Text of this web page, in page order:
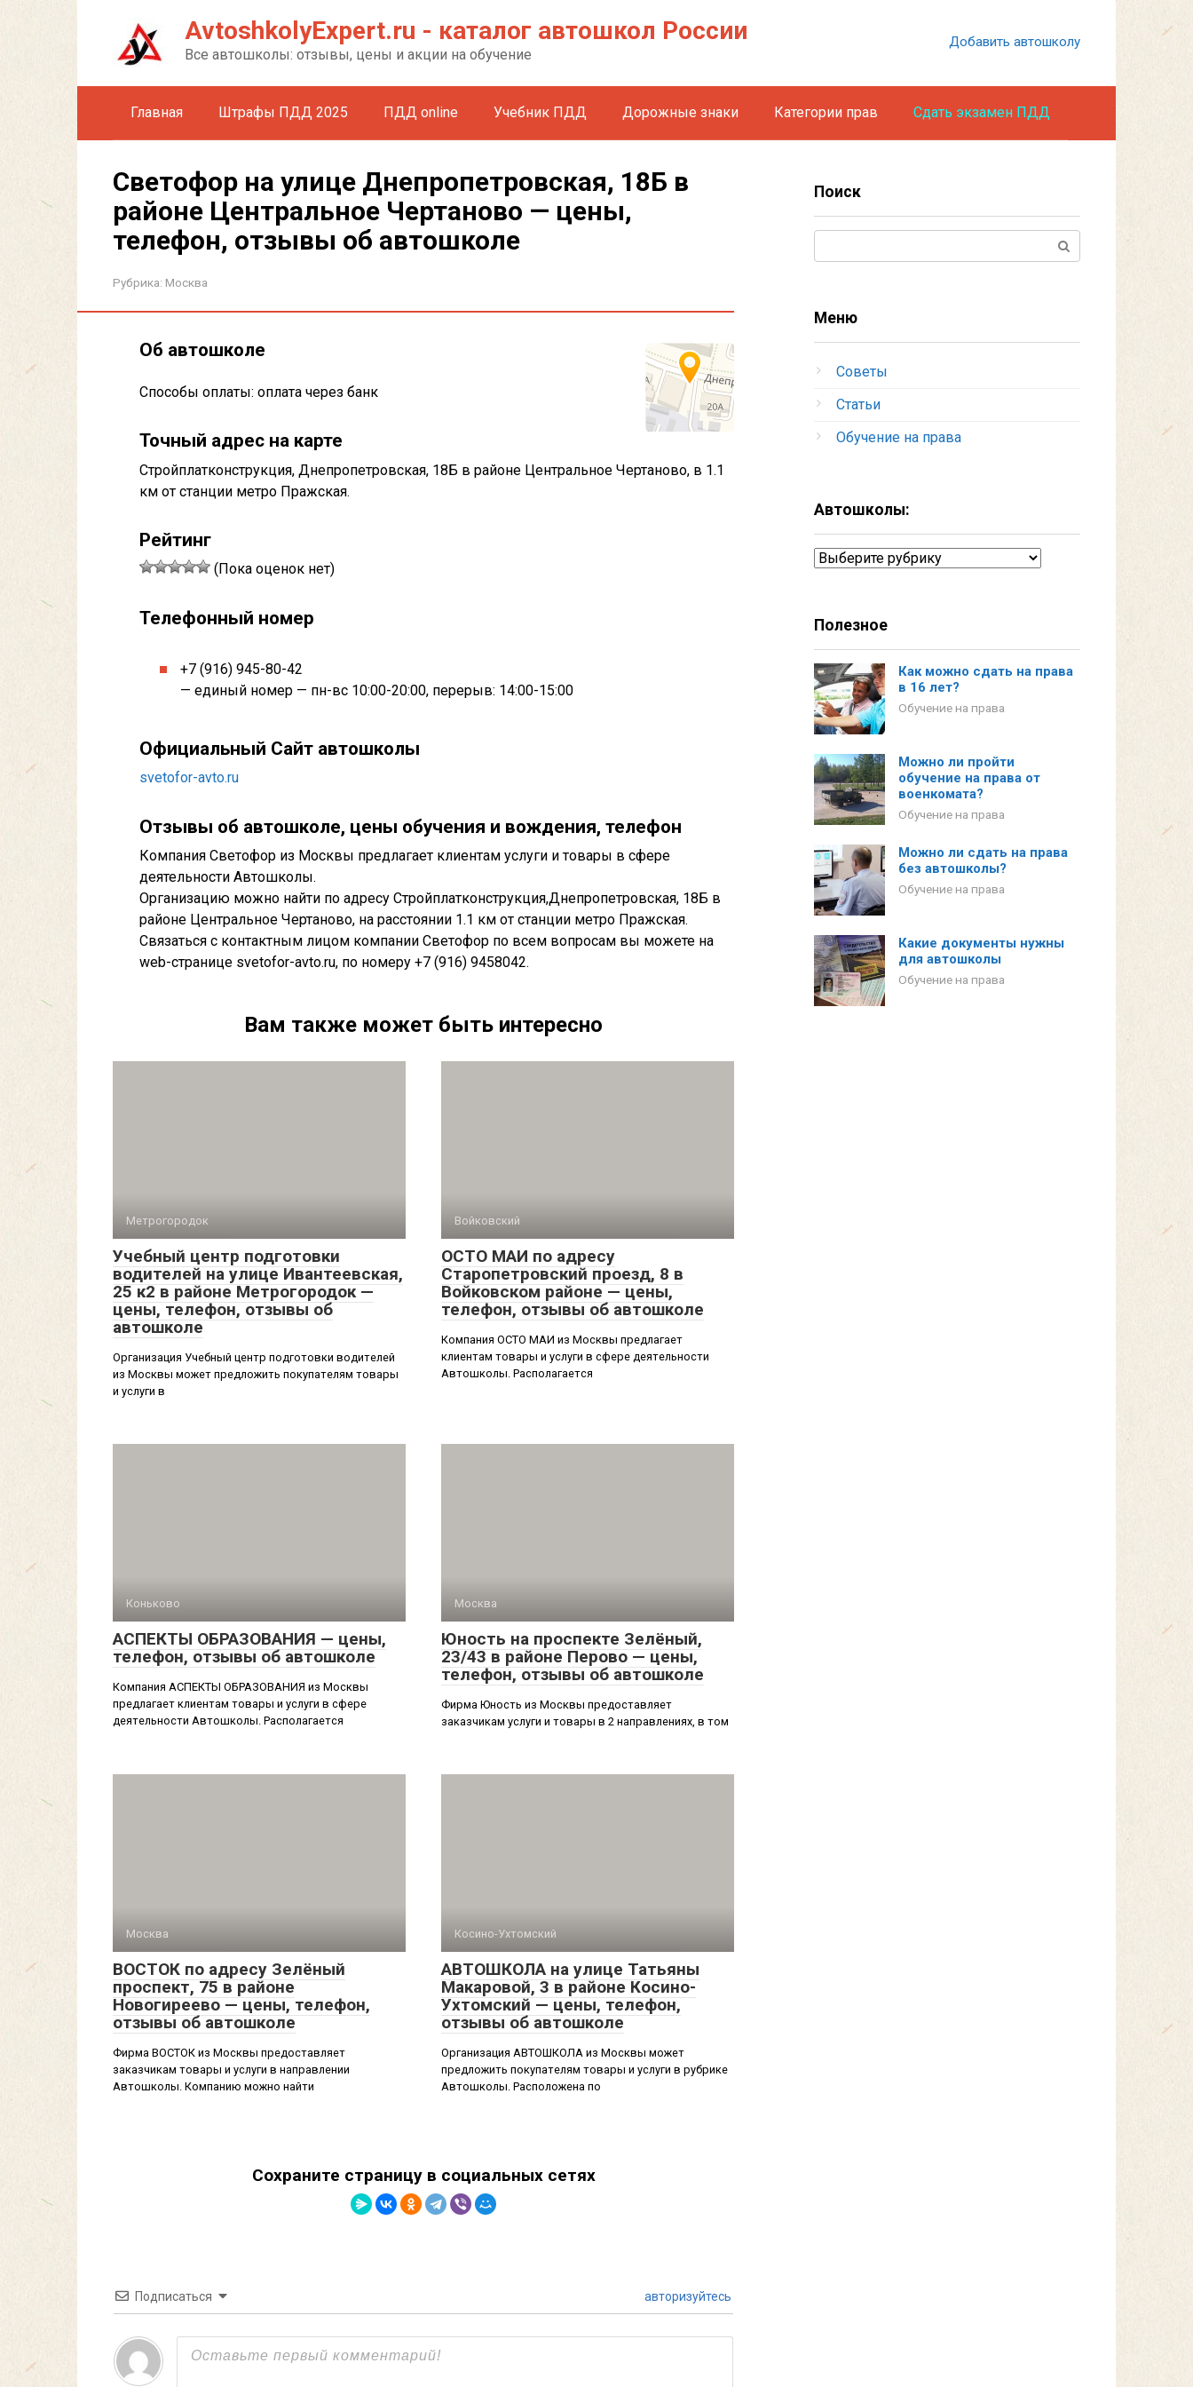
AvtoshkolyExpert.ru - каталог автошкол России
Все автошколы: отзывы, цены и акции на обучение
Добавить автошколу
Главная Штрафы ПДД 2025 ПДД online Учебник ПДД Дорожные знаки Категории прав Сдать экзамен ПДД
Светофор на улице Днепропетровская, 18Б в
районе Центральное Чертаново — цены,
телефон, отзывы об автошколе
Рубрика: Москва
Об автошколе
Способы оплаты: оплата через банк
Точный адрес на карте
Стройплатконструкция, Днепропетровская, 18Б в районе Центральное Чертаново, в 1.1
км от станции метро Пражская.
Рейтинг
(Пока оценок нет)
Телефонный номер
+7 (916) 945-80-42
— единый номер — пн-вс 10:00-20:00, перерыв: 14:00-15:00
Официальный Сайт автошколы
svetofor-avto.ru
Отзывы об автошколе, цены обучения и вождения, телефон
Компания Светофор из Москвы предлагает клиентам услуги и товары в сфере
деятельности Автошколы.
Организацию можно найти по адресу Стройплатконструкция,Днепропетровская, 18Б в
районе Центральное Чертаново, на расстоянии 1.1 км от станции метро Пражская.
Связаться с контактным лицом компании Светофор по всем вопросам вы можете на
web-странице svetofor-avto.ru, по номеру +7 (916) 9458042.
Вам также может быть интересно
Метрогородок
Учебный центр подготовки
водителей на улице Ивантеевская,
25 к2 в районе Метрогородок —
цены, телефон, отзывы об
автошколе
Организация Учебный центр подготовки водителей
из Москвы может предложить покупателям товары
и услуги в
Войковский
ОСТО МАИ по адресу
Старопетровский проезд, 8 в
Войковском районе — цены,
телефон, отзывы об автошколе
Компания ОСТО МАИ из Москвы предлагает
клиентам товары и услуги в сфере деятельности
Автошколы. Располагается
Коньково
АСПЕКТЫ ОБРАЗОВАНИЯ — цены,
телефон, отзывы об автошколе
Компания АСПЕКТЫ ОБРАЗОВАНИЯ из Москвы
предлагает клиентам товары и услуги в сфере
деятельности Автошколы. Располагается
Москва
Юность на проспекте Зелёный,
23/43 в районе Перово — цены,
телефон, отзывы об автошколе
Фирма Юность из Москвы предоставляет
заказчикам услуги и товары в 2 направлениях, в том
Москва
ВОСТОК по адресу Зелёный
проспект, 75 в районе
Новогиреево — цены, телефон,
отзывы об автошколе
Фирма ВОСТОК из Москвы предоставляет
заказчикам товары и услуги в направлении
Автошколы. Компанию можно найти
Косино-Ухтомский
АВТОШКОЛА на улице Татьяны
Макаровой, 3 в районе Косино-
Ухтомский — цены, телефон,
отзывы об автошколе
Организация АВТОШКОЛА из Москвы может
предложить покупателям товары и услуги в рубрике
Автошколы. Расположена по
Сохраните страницу в социальных сетях
Подписаться авторизуйтесь
Поиск
Меню
Советы
Статьи
Обучение на права
Автошколы:
Автошколы:
Полезное
Как можно сдать на права
в 16 лет?
Обучение на права
Можно ли пройти
обучение на права от
военкомата?
Обучение на права
Можно ли сдать на права
без автошколы?
Обучение на права
Какие документы нужны
для автошколы
Обучение на права